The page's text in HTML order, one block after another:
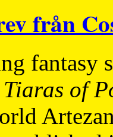
från
fantasy
Tiaras of